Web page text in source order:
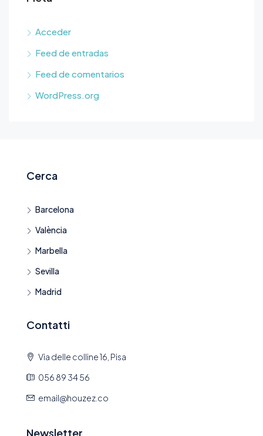
Acceder
Feed de entradas
Feed de comentarios
WordPress.org
Cerca
Barcelona
València
Marbella
Sevilla
Madrid
Contatti
Via delle colline 16, Pisa
056 89 34 56
email@houzez.co
Newsletter